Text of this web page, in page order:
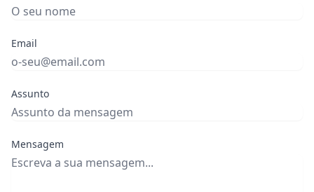
Email
Assunto
Mensagem